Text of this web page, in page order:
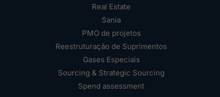
Real Estate
Sania
PMO de projetos
Reestruturação de Suprimentos
Gases Especiais
Sourcing & Strategic Sourcing
Spend assessment